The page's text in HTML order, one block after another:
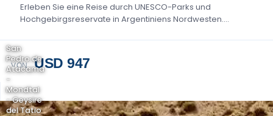
Erleben Sie eine Reise durch UNESCO-Parks und
Hochgebirgsreservate in Argentiniens Nordwesten....
VON USD 947
San
Pedro de
Atacama
-
Mondtal
- Geysire
del Tatio